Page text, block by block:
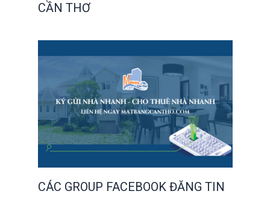
CẦN THƠ
CÁC GROUP FACEBOOK ĐĂNG TIN